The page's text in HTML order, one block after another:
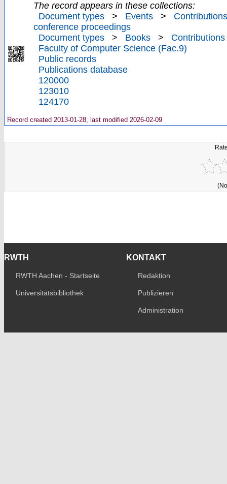
The record appears in these collections:
Document types
> Events >
conference proceedings
Document types
> Books >
Faculty of Computer Science (Fac.9)
Public records
Publications database
120000
123010
124170
Record created 2013-01-28, last modified 2026-02-09
RWTH
RWTH Aachen - Startseite
Universitätsbibliothek
KONTAKT
Redaktion
Publizieren
Administration